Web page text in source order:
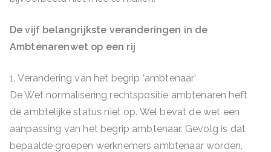
De vijf belangrijkste veranderingen in de
Ambtenarenwet op een rij
1. Verandering van het begrip ‘ambtenaar’
De Wet normalisering rechtspositie ambtenaren heft
de ambtelijke status niet op. Wel bevat de wet een
aanpassing van het begrip ambtenaar. Gevolg is dat
bepaalde groepen werknemers ambtenaar worden,